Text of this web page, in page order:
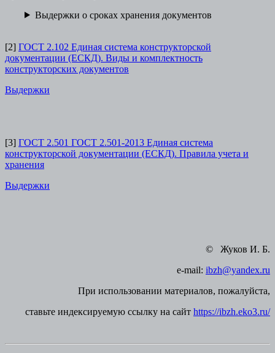
Выдержки о сроках хранения документов
[2] ГОСТ 2.102 Единая система конструкторской
документации (ЕСКД). Виды и комплектность
конструкторских документов
Выдержки
[3] ГОСТ 2.501 ГОСТ 2.501-2013 Единая система
конструкторской документации (ЕСКД). Правила учета и
хранения
Выдержки
© Жуков И. Б.
e-mail: ibzh@yandex.ru
При использовании материалов, пожалуйста,
ставьте индексируемую ссылку на сайт https://ibzh.eko3.ru/